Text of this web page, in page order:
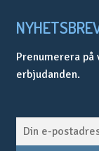
Prenumerera
erbjudanden.